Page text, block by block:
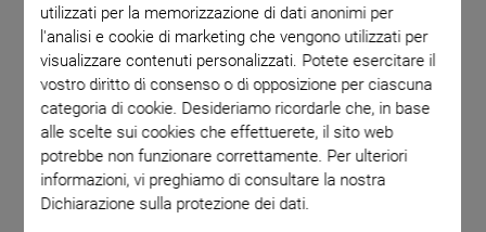
utilizzati per la memorizzazione di dati anonimi per
l'analisi e cookie di marketing che vengono utilizzati per
visualizzare contenuti personalizzati. Potete esercitare il
vostro diritto di consenso o di opposizione per ciascuna
categoria di cookie. Desideriamo ricordarle che, in base
alle scelte sui cookies che effettuerete, il sito web
potrebbe non funzionare correttamente. Per ulteriori
informazioni, vi preghiamo di consultare la nostra
Dichiarazione sulla protezione dei dati.
This product has been replaced by the following new product: